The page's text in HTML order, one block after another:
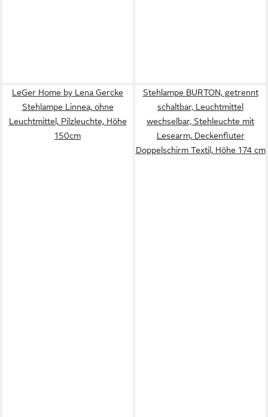
LeGer Home by Lena Gercke
Stehlampe Linnea, ohne
Leuchtmittel, Pilzleuchte, Höhe
150cm
Stehlampe BURTON, getrennt
schaltbar, Leuchtmittel
wechselbar, Stehleuchte mit
Lesearm, Deckenfluter
Doppelschirm Textil, Höhe 174 cm